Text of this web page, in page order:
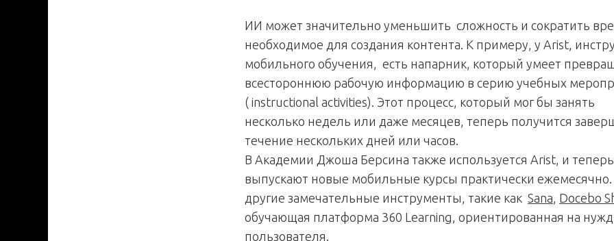
ИИ может значительно уменьшить сложность и сократить
необходимое для создания контента. К примеру, у Arist,
мобильного обучения, есть напарник, который умеет
всестороннюю рабочую информацию в серию учебных
( instructional activities). Этот процесс, который мог бы занять
несколько недель или даже месяцев, теперь получится
течение нескольких дней или часов.
В Академии Джоша Берсина также используется Arist, и
выпускают новые мобильные курсы практически ежемесячно.
другие замечательные инструменты, такие как Sana, Docebo
обучающая платформа 360 Learning, ориентированная на
пользователя.